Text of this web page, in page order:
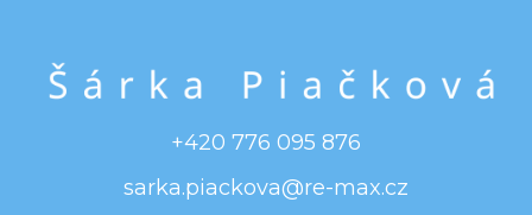
+420 776 095 876
sarka.piackova@re-max.cz